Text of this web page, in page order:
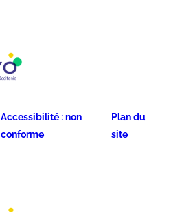
Accessibilité : non
conforme
Plan du
site